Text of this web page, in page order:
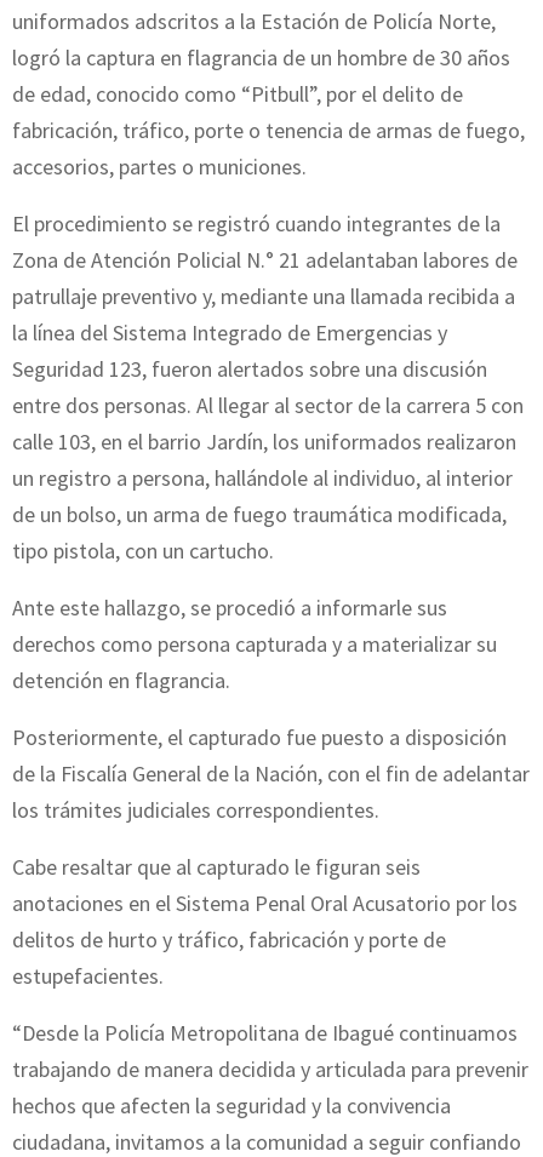
uniformados adscritos a la Estación de Policía Norte,
logró la captura en flagrancia de un hombre de 30 años
de edad, conocido como “Pitbull”, por el delito de
fabricación, tráfico, porte o tenencia de armas de fuego,
accesorios, partes o municiones.
El procedimiento se registró cuando integrantes de la
Zona de Atención Policial N.° 21 adelantaban labores de
patrullaje preventivo y, mediante una llamada recibida a
la línea del Sistema Integrado de Emergencias y
Seguridad 123, fueron alertados sobre una discusión
entre dos personas. Al llegar al sector de la carrera 5 con
calle 103, en el barrio Jardín, los uniformados realizaron
un registro a persona, hallándole al individuo, al interior
de un bolso, un arma de fuego traumática modificada,
tipo pistola, con un cartucho.
Ante este hallazgo, se procedió a informarle sus
derechos como persona capturada y a materializar su
detención en flagrancia.
Posteriormente, el capturado fue puesto a disposición
de la Fiscalía General de la Nación, con el fin de adelantar
los trámites judiciales correspondientes.
Cabe resaltar que al capturado le figuran seis
anotaciones en el Sistema Penal Oral Acusatorio por los
delitos de hurto y tráfico, fabricación y porte de
estupefacientes.
“Desde la Policía Metropolitana de Ibagué continuamos
trabajando de manera decidida y articulada para prevenir
hechos que afecten la seguridad y la convivencia
ciudadana, invitamos a la comunidad a seguir confiando